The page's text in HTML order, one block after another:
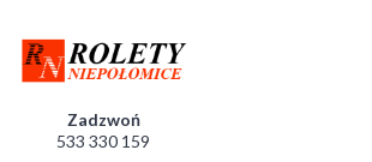
Zadzwoń
533 330 159